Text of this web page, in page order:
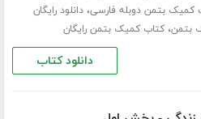
کمیک بتمن دوبله فارسی،دانلود رایگان
بتمن،کتاب کمیک بتمن رایگان
دانلود کتاب